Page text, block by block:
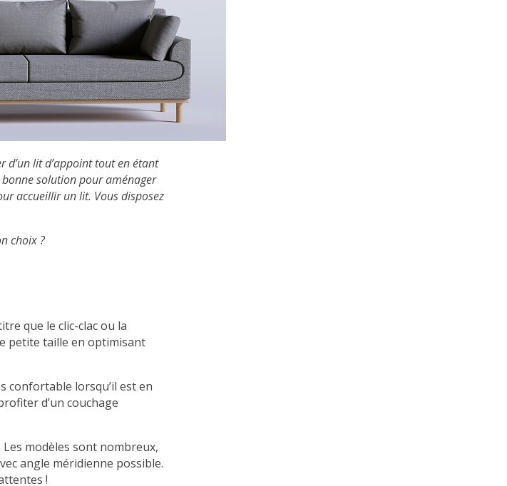
d’un lit d’appoint tout en étant
bonne solution pour aménager
accueillir un lit. Vous disposez
choix ?
que le clic-clac ou la
petite taille en optimisant
confortable lorsqu’il est en
d’un couchage
modèles sont nombreux,
angle méridienne possible.
!